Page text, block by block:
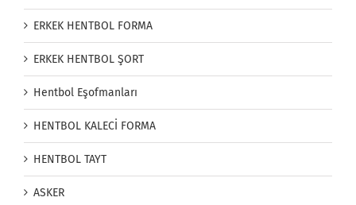
ERKEK HENTBOL FORMA
ERKEK HENTBOL ŞORT
Hentbol Eşofmanları
HENTBOL KALECİ FORMA
HENTBOL TAYT
ASKER